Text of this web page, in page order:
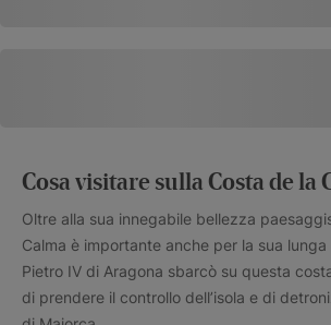
Cosa visitare sulla Costa de la
Oltre alla sua innegabile bellezza
Calma è importante anche per la sua lunga
Pietro IV di Aragona sbarcò su questa
di prendere il controllo dell’isola e di